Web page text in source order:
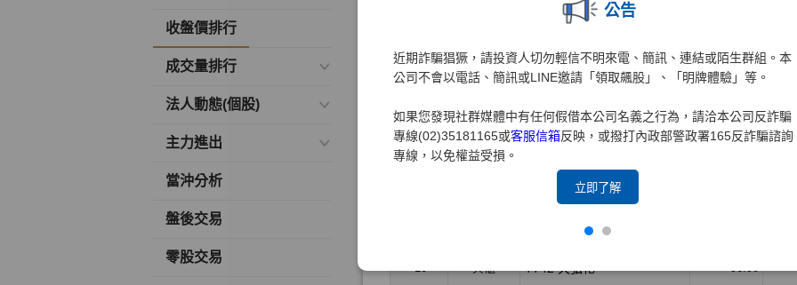
公告
近期詐騙猖獗，請投資人切勿輕信不明來電、簡訊、連結或陌生群組。本
公司不會以電話、簡訊或LINE邀請「領取飆股」、「明牌體驗」等。
如果您發現社群媒體中有任何假借本公司名義之行為，請洽本公司反詐騙
專線(02)35181165或客服信箱反映，或撥打內政部警政署165反詐騙諮詢
專線，以免權益受損。
立即了解
收盤價排行
成交量排行
法人動態(個股)
主力進出
當沖分析
盤後交易
零股交易